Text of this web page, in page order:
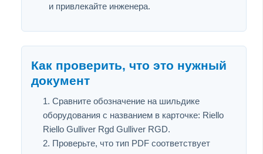
и привлекайте инженера.
Как проверить, что это нужный
документ
Сравните обозначение на шильдике
оборудования с названием в карточке: Riello
Riello Gulliver Rgd Gulliver RGD.
Проверьте, что тип PDF соответствует